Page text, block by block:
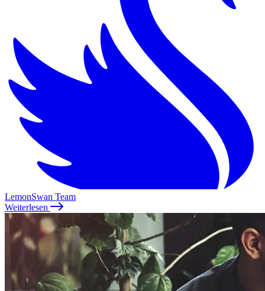
LemonSwan Team
Weiterlesen